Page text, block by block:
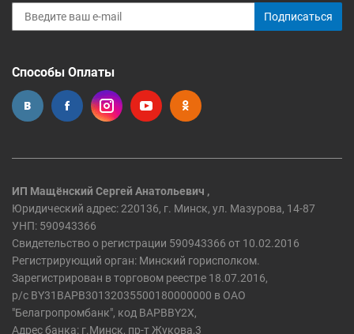
Подписаться
Способы Оплаты
ИП Мащёнский Сергей Анатольевич ,
Юридический адрес: 220136, г. Минск, ул. Мазурова, 14-87
УНП: 590943366
Свидетельство о регистрации 590943366 от 10.02.2016
Регистрирующий орган: Минский горисполком.
Зарегистрирован в торговом реестре 18.07.2016,
р/c BY31BAPB30132035500180000000 в ОАО
"Белагропромбанк", код BAPBBY2X,
Адрес банка: г.Минск, пр-т Жукова,3